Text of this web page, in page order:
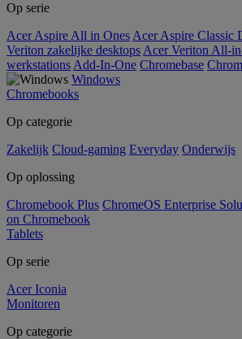
Op serie
Acer Aspire All in Ones Acer Aspire Classic
Veriton zakelijke desktops Acer Veriton All-
werkstations Add-In-One Chromebase
Windows
Chromebooks
Op categorie
Zakelijk Cloud-gaming Everyday Onderwijs
Op oplossing
Chromebook Plus ChromeOS Enterprise
on Chromebook
Tablets
Op serie
Acer Iconia
Monitoren
Op categorie